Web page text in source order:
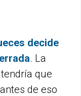
decide
. La
que
de eso